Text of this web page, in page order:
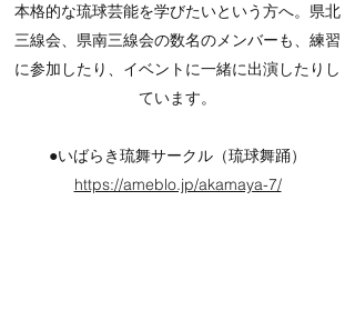
本格的な琉球芸能を学びたいという方へ。県北
三線会、県南三線会の数名のメンバーも、練習
に参加したり、イベントに一緒に出演したりし
ています。
●いばらき琉舞サークル（琉球舞踊）
https://ameblo.jp/akamaya-7/